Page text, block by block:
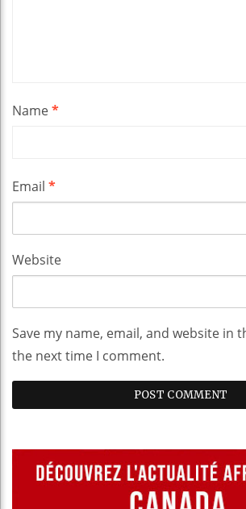
Name*
Email *
Website
Save my name, email, and website in
the next time I comment.